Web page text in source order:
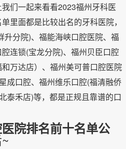
们一起来看看2023福州牙科医
里面都是比较出名的牙科医院，
升分院)、福能海峡口腔医院、福
连锁(宝龙分院)、福州贝臣口腔
万达店）、福州美可普口腔医院
成口腔、福州维乐口腔(福清融侨
泰禾店)等，都是正规且靠谱的口
院排名前十名单公